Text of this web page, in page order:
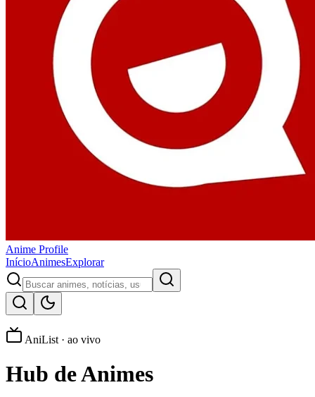
Anime Profile
InícioAnimesExplorar
AniList · ao vivo
Hub deAnimes